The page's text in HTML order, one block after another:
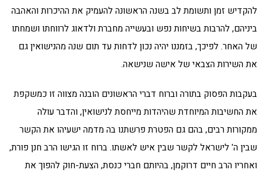
להקדיש זמן ותשומת לב בשנה הראשונה להעמיק את ההיכרות והאהבה
ביניהם, להרבות בשיחות נפש ובעשייה מחברת ולדאוג לרווחתו ושמחתו
של האחר. לפיכך, בזמננו יהיה נכון לדחות עד תום שנה מהנישואין גם
את השירות הצבאי של אישה שנישאה.
בעקבות הפסוק בתורה וברוח דברי הראשונים הובנה מצווה זו כמשקפת
את החשיבות המיוחדת שהיהדות מייחסת לנישואין, והדבר עולה
ממקורות רבים, בהם גם הפטרת פרשתנו בה מדמה ישעיהו את הקשר
שבין ה' לישראל לקשר שבין איש לאשתו. ברוח זו הגישו הרב חנן פורת,
ואחריו הרב חיים דרוקמן, בהיותם חברי כנסת, הצעת-חוק להפוך את